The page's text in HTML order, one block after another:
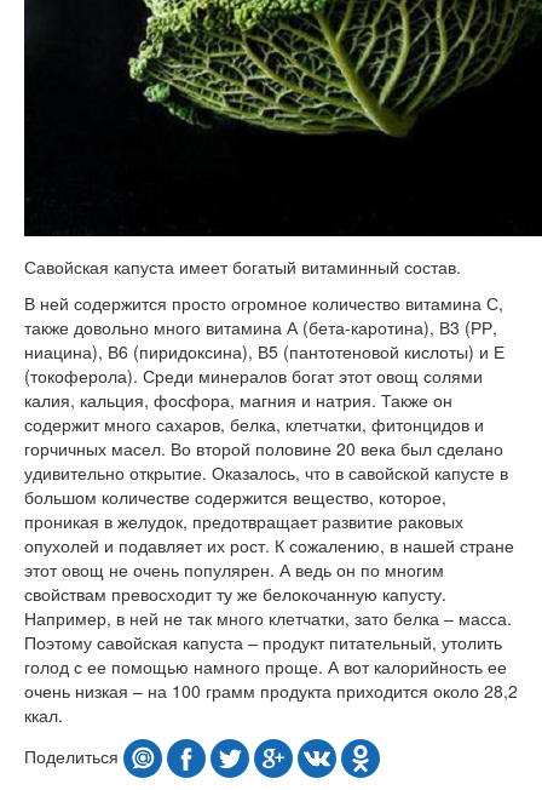
Савойская капуста имеет богатый витаминный состав.
В ней содержится просто огромное количество витамина С,
также довольно много витамина А (бета-каротина), В3 (РР,
ниацина), В6 (пиридоксина), В5 (пантотеновой кислоты) и Е
(токоферола). Среди минералов богат этот овощ солями
калия, кальция, фосфора, магния и натрия. Также он
содержит много сахаров, белка, клетчатки, фитонцидов и
горчичных масел. Во второй половине 20 века был сделано
удивительно открытие. Оказалось, что в савойской капусте в
большом количестве содержится вещество, которое,
проникая в желудок, предотвращает развитие раковых
опухолей и подавляет их рост. К сожалению, в нашей стране
этот овощ не очень популярен. А ведь он по многим
свойствам превосходит ту же белокочанную капусту.
Например, в ней не так много клетчатки, зато белка – масса.
Поэтому савойская капуста – продукт питательный, утолить
голод с ее помощью намного проще. А вот калорийность ее
очень низкая – на 100 грамм продукта приходится около 28,2
ккал.
Поделиться